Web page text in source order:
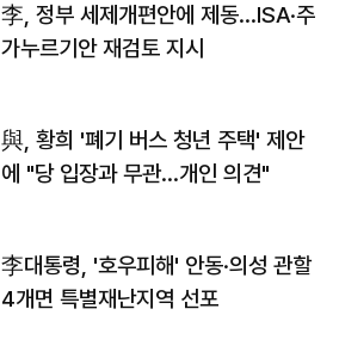
李, 정부 세제개편안에 제동…ISA·주
가누르기안 재검토 지시
與, 황희 '폐기 버스 청년 주택' 제안
에 "당 입장과 무관…개인 의견"
李대통령, '호우피해' 안동·의성 관할
4개면 특별재난지역 선포